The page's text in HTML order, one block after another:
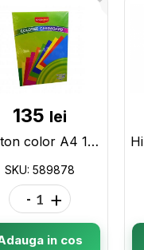
135 lei
Carton color A4 10cul.160gr 100foi(ML8-5/11-5) 589878
SKU: 589878
- +
in cos